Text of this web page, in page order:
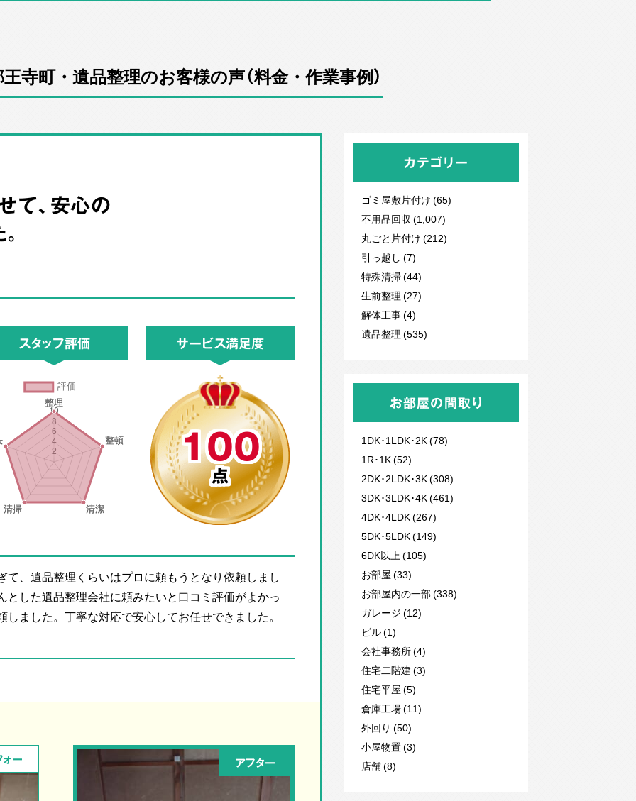
寺町・遺品整理のお客様の声（料金・作業事例）
て、安心の
スタッフ評価 サービス満足度
100
点
、遺品整理くらいはプロに頼もうとなり依頼しまし
した遺品整理会社に頼みたいと口コミ評価がよかっ
ました。丁寧な対応で安心してお任せできました。
ォー アフター
カテゴリー
ゴミ屋敷片付け (65)
不用品回収 (1,007)
丸ごと片付け (212)
引っ越し (7)
特殊清掃 (44)
生前整理 (27)
解体工事 (4)
遺品整理 (535)
お部屋の間取り
1DK･1LDK･2K (78)
1R･1K (52)
2DK･2LDK･3K (308)
3DK･3LDK･4K (461)
4DK･4LDK (267)
5DK･5LDK (149)
6DK以上 (105)
お部屋 (33)
お部屋内の一部 (338)
ガレージ (12)
ビル (1)
会社事務所 (4)
住宅二階建 (3)
住宅平屋 (5)
倉庫工場 (11)
外回り (50)
小屋物置 (3)
店舗 (8)